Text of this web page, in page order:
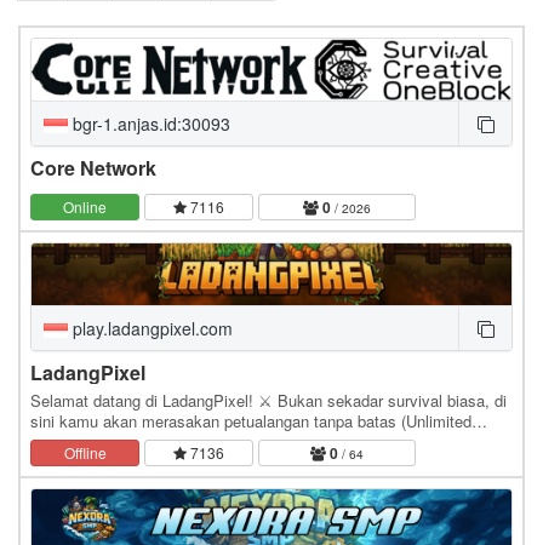
bgr-1.anjas.id:30093
Core Network
Online 7116 0 / 2026
play.ladangpixel.com
LadangPixel
Selamat datang di LadangPixel! ⚔️ Bukan sekadar survival biasa, di
sini kamu akan merasakan petualangan tanpa batas (Unlimited
Adventures). Kami menggabungkan kenyamanan…
Offline 7136 0 / 64